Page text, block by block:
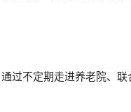
不定期走进养老院、联